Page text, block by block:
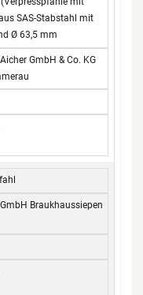
SAS-Stabstahl mit
Ø 63,5 mm
GmbH & Co. KG
Braukhaussiepen